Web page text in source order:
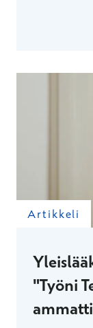
Artikkeli
"Työni